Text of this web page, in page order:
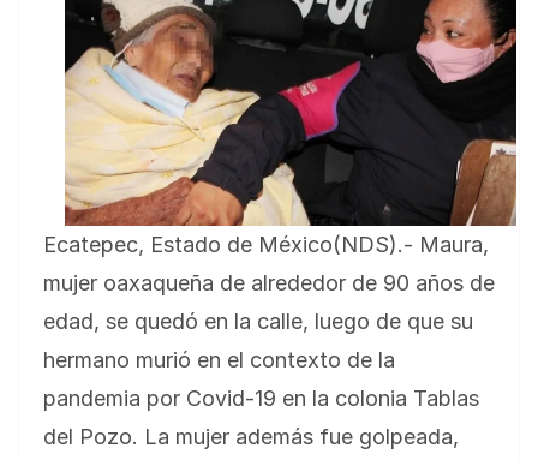
Ecatepec, Estado de México(NDS).- Maura,
mujer oaxaqueña de alrededor de 90 años de
edad, se quedó en la calle, luego de que su
hermano murió en el contexto de la
pandemia por Covid-19 en la colonia Tablas
del Pozo. La mujer además fue golpeada,